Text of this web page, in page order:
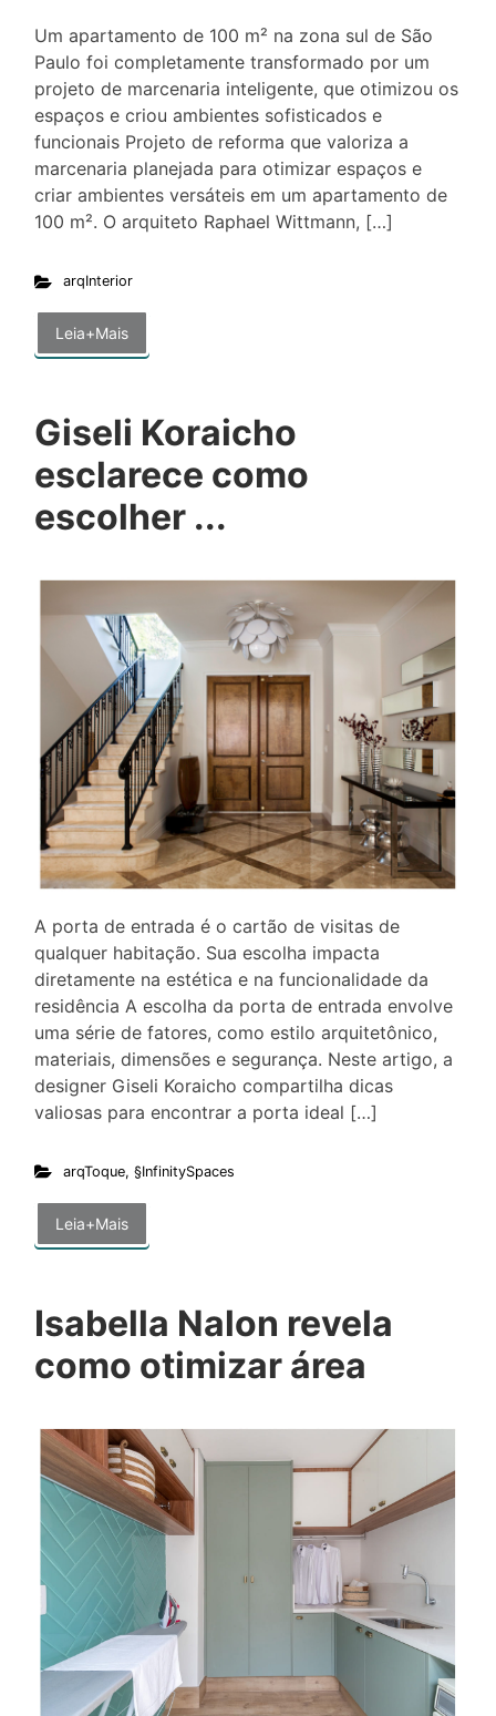
Um apartamento de 100 m² na zona sul de São
Paulo foi completamente transformado por um
projeto de marcenaria inteligente, que otimizou os
espaços e criou ambientes sofisticados e
funcionais Projeto de reforma que valoriza a
marcenaria planejada para otimizar espaços e
criar ambientes versáteis em um apartamento de
100 m². O arquiteto Raphael Wittmann, […]
arqInterior
Leia+Mais
Giseli Koraicho
esclarece como
escolher ...
A porta de entrada é o cartão de visitas de
qualquer habitação. Sua escolha impacta
diretamente na estética e na funcionalidade da
residência A escolha da porta de entrada envolve
uma série de fatores, como estilo arquitetônico,
materiais, dimensões e segurança. Neste artigo, a
designer Giseli Koraicho compartilha dicas
valiosas para encontrar a porta ideal […]
arqToque, §InfinitySpaces
Leia+Mais
Isabella Nalon revela
como otimizar área